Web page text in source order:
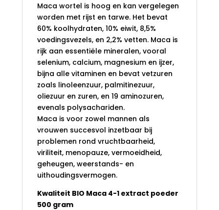
Maca wortel is hoog en kan vergelegen
worden met rijst en tarwe. Het bevat
60% koolhydraten, 10% eiwit, 8,5%
voedingsvezels, en 2,2% vetten. Maca is
rijk aan essentiële mineralen, vooral
selenium, calcium, magnesium en ijzer,
bijna alle vitaminen en bevat vetzuren
zoals linoleenzuur, palmitinezuur,
oliezuur en zuren, en 19 aminozuren,
evenals polysachariden.
Maca is voor zowel mannen als
vrouwen succesvol inzetbaar bij
problemen rond vruchtbaarheid,
viriliteit, menopauze, vermoeidheid,
geheugen, weerstands- en
uithoudingsvermogen.
Kwaliteit BIO Maca 4-1 extract poeder
500 gram